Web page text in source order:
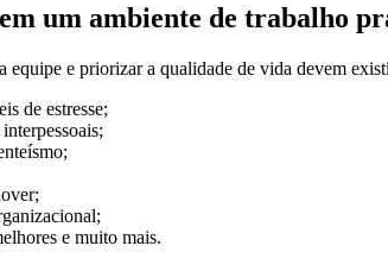
um ambiente de trabalho
equipe e priorizar a qualidade de vida devem
de estresse;
e muito mais.